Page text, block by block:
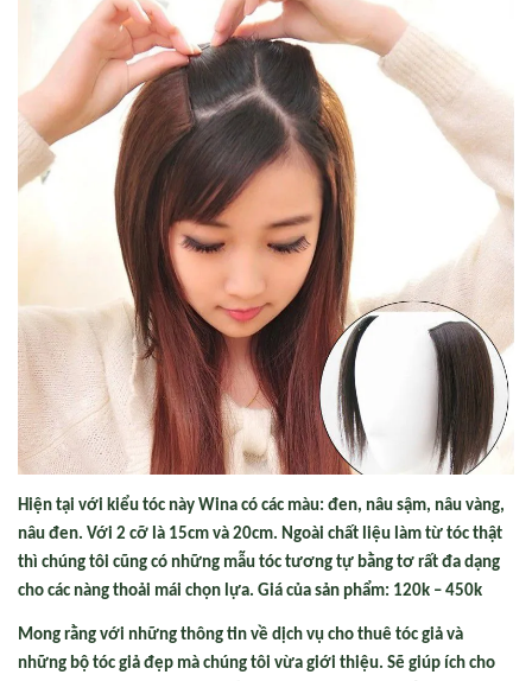
Hiện tại với kiểu tóc này Wina có các màu: đen, nâu sậm, nâu vàng,
nâu đen. Với 2 cỡ là 15cm và 20cm. Ngoài chất liệu làm từ tóc thật
thì chúng tôi cũng có những mẫu tóc tương tự bằng tơ rất đa dạng
cho các nàng thoải mái chọn lựa. Giá của sản phẩm: 120k – 450k
Mong rằng với những thông tin về dịch vụ cho thuê tóc giả và
những bộ tóc giả đẹp mà chúng tôi vừa giới thiệu. Sẽ giúp ích cho